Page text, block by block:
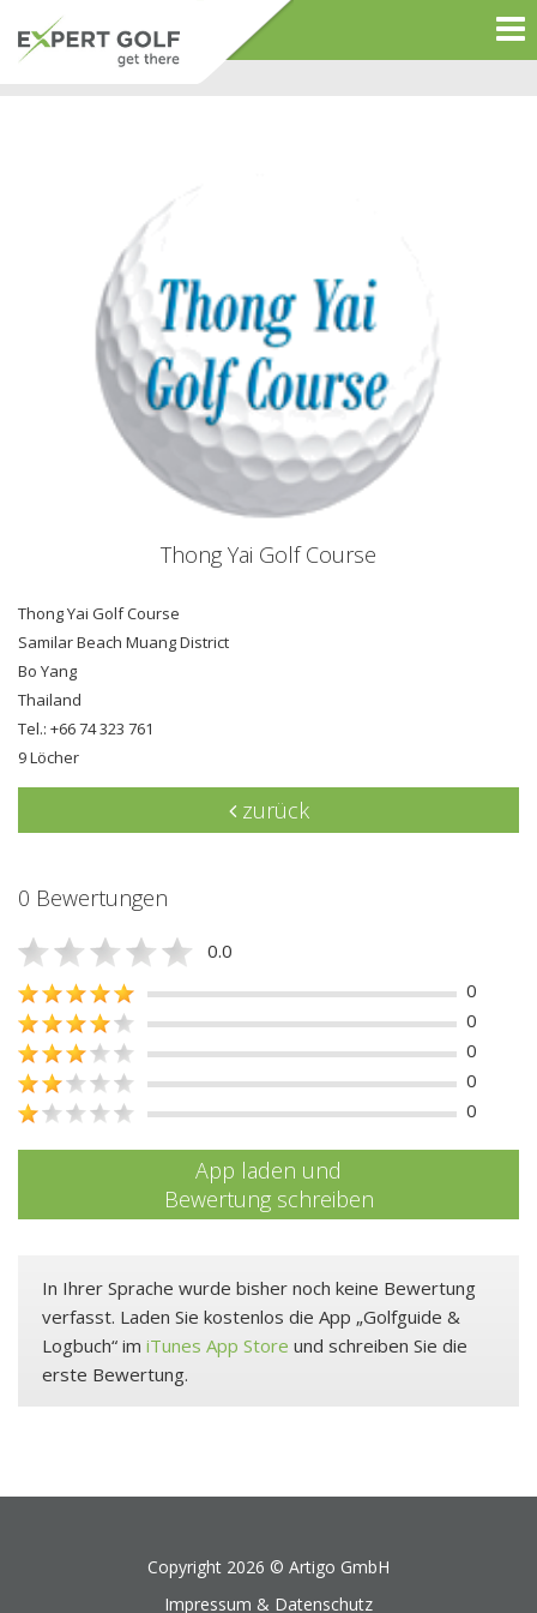
Thong Yai Golf Course
Thong Yai Golf Course
Samilar Beach Muang District
Bo Yang
Thailand
Tel.: +66 74 323 761
9 Löcher
zurück
0 Bewertungen
0.0
0
0
0
0
0
App laden und
Bewertung schreiben
In Ihrer Sprache wurde bisher noch keine Bewertung
verfasst. Laden Sie kostenlos die App „Golfguide &
Logbuch“ im iTunes App Store und schreiben Sie die
erste Bewertung.
Copyright 2026 © Artigo GmbH
Impressum & Datenschutz